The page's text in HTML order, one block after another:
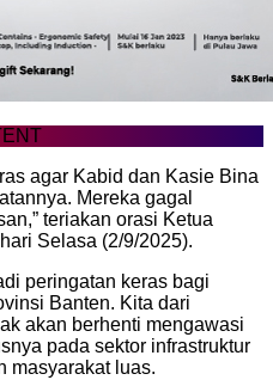
agar Kabid dan Kasie Bina
Mereka gagal
teriakan orasi Ketua
Selasa (2/9/2025).
peringatan keras bagi
Banten. Kita dari
akan berhenti mengawasi
pada sektor infrastruktur
masyarakat luas.